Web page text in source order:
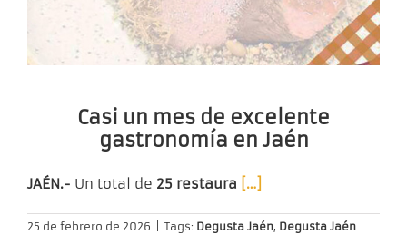
Casi un mes de excelente
gastronomía en Jaén
JAÉN.- Un total de 25 restaura […]
25 de febrero de 2026 Tags: Degusta Jaén, Degusta Jaén